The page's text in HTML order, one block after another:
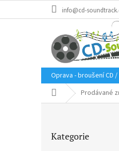
info@cd-
Oprava - broušení CD /
Domů Prodávané
kategorie
Kategorie